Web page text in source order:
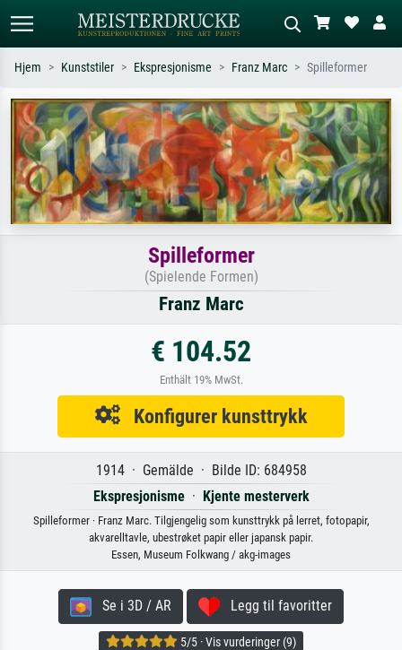
Standardsøk KI-bildesøk
Søk etter kunstner, tittel eller stil – for
eksempel Monet, Stjernenatt,
impresjonisme, Hokusai-bølgen, akt.
Beskriv scenen – for eksempel grønn
eng, abstrakt med mye rødt, mørkt
oljemaleri, stående akt ved et tre.
Hjem Kunststiler Ekspresjonisme Franz Marc Spilleformer
Spilleformer
(Spielende Formen)
Franz Marc
€ 104.52
Enthält 19% MwSt.
Konfigurer kunsttrykk
1914 · Gemälde · Bilde ID: 684958
Ekspresjonisme· Kjente mesterverk
Spilleformer · Franz Marc. Tilgjengelig som kunsttrykk på lerret, fotopapir,
akvarelltavle, ubestrøket papir eller japansk papir.
Essen, Museum Folkwang / akg-images
Se i 3D / AR Legg til favoritter
5/5 · Vis vurderinger (9)